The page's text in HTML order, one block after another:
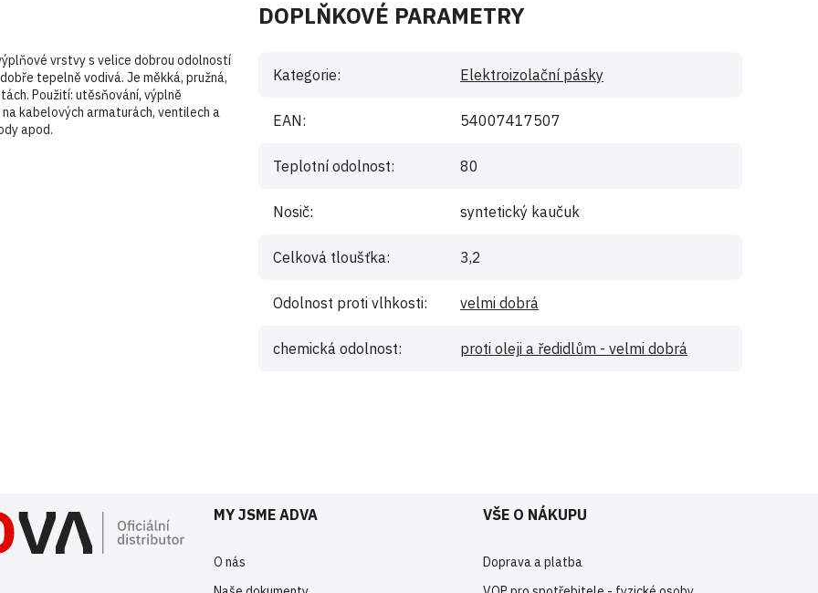
vrstvy s velice dobrou odolností
tepelně vodivá. Je měkká, pružná,
Použití: utěsňování, výplně
kabelových armaturách, ventilech a
apod.
DOPLŇKOVÉ PARAMETRY
Kategorie: Elektroizolační pásky
EAN: 54007417507
Teplotní odolnost: 80
Nosič: syntetický kaučuk
Celková tloušťka: 3,2
Odolnost proti vlhkosti: velmi dobrá
chemická odolnost: proti oleji a ředidlům - velmi dobrá
MY JSME ADVA
O nás
VŠE O NÁKUPU
Doprava a platba